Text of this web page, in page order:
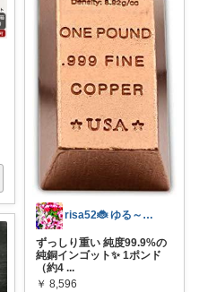
risa52🐞 ゆる～く無添加🌱
ずっしり重い 純度99.9%の
純銅インゴット✨ 1ポンド
（約4 ...
￥ 8,596